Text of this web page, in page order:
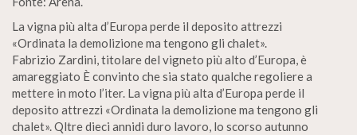
La vigna più alta d’Europa perde il deposito attrezzi
«Ordinata la demolizione ma tengono gli chalet».
Fabrizio Zardini, titolare del vigneto più alto d’Europa, è
amareggiato È convinto che sia stato qualche regoliere a
mettere in moto l’iter. La vigna più alta d’Europa perde il
deposito attrezzi «Ordinata la demolizione ma tengono gli
chalet». Qltre dieci annidi duro lavoro, lo scorso autunno